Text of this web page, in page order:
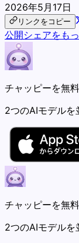
2026年5月17日
リンクをコピー
公開シェアをも
チャッピーを無
2つのAIモデルを
チャッピーを無
2つのAIモデルを